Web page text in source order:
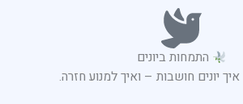
התמחות ביונים
איך יונים חושבות – ואיך למנוע חזרה.